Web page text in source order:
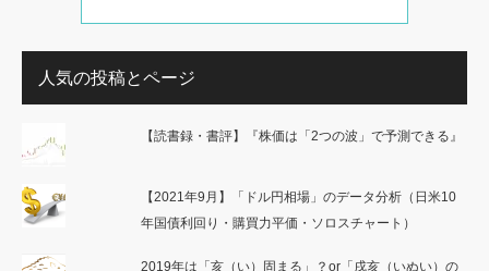
人気の投稿とページ
【読書録・書評】『株価は「2つの波」で予測できる』
【2021年9月】「ドル円相場」のデータ分析（日米10
年国債利回り・購買力平価・ソロスチャート）
2019年は「亥（い）固まる」？or「戌亥（いぬい）の